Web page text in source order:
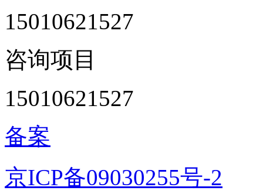
15010621527
咨询项目
15010621527
备案
京ICP备09030255号-2